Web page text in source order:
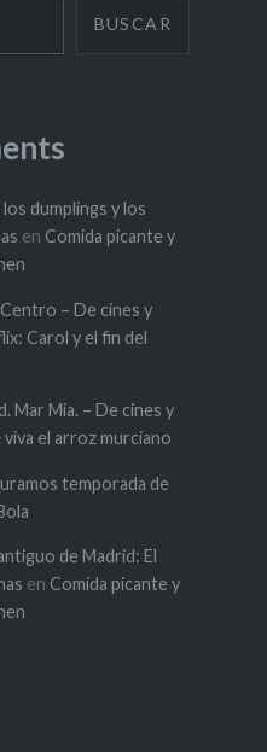
BUSCAR
dumplings y los
en Comida picante y
– De cines y
Carol y el fin del
Mar Mía. – De cines y
viva el arroz murciano
temporada de
de Madrid: El
en Comida picante y